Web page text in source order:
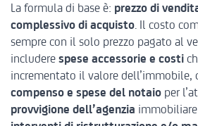
La formula di base è: prezzo di
complessivo di acquisto. Il costo
sempre con il solo prezzo pagato al
includere spese accessorie e costi
incrementato il valore dell’immobile,
compenso e spese del notaio per
provvigione dell’agenzia immobiliare